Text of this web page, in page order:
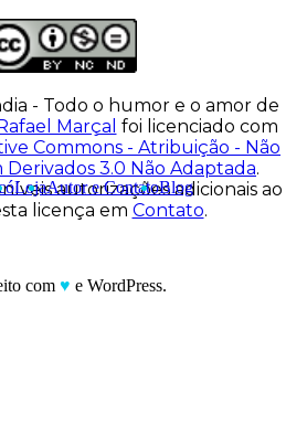
- Todo o humor e o amor de
Marçal foi licenciado com
Commons - Atribuição - Não
Derivados 3.0 Não Adaptada.
autorizações adicionais ao
licença em Contato.
LojaAutor e ContatoBlog
com ♥ e WordPress.